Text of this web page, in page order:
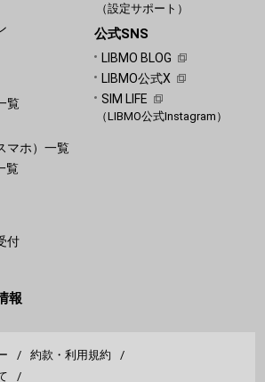
覧
マホ）一覧
覧
付
（設定サポート）
公式SNS
LIBMO BLOG
LIBMO公式X
SIM LIFE
（LIBMO公式Instagram）
報
約款・利用規約